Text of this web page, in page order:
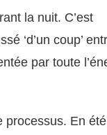
la nuit. C’est
‘d’un coup’
par toute
processus. En